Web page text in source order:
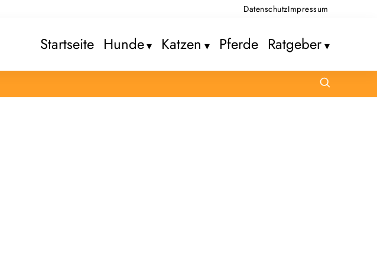
DatenschutzImpressum
Startseite Hunde Katzen Pferde Ratgeber